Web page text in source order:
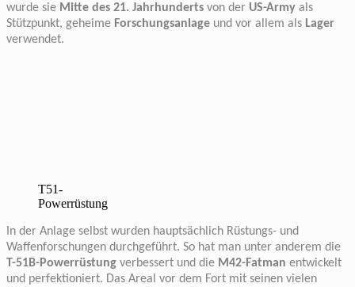
wurde sie Mitte des 21. Jahrhunderts von der US-Army als
Stützpunkt, geheime Forschungsanlage und vor allem als Lager
verwendet.
T51-
Powerrüstung
In der Anlage selbst wurden hauptsächlich Rüstungs- und
Waffenforschungen durchgeführt. So hat man unter anderem die
T-51B-Powerrüstung verbessert und die M42-Fatman entwickelt
und perfektioniert. Das Areal vor dem Fort mit seinen vielen